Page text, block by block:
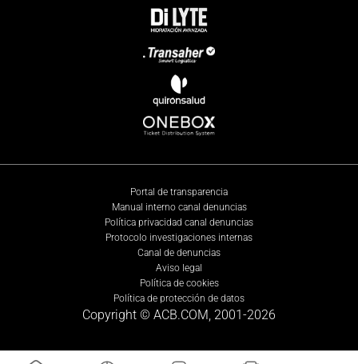
Portal de transparencia
Manual interno canal denuncias
Política privacidad canal denuncias
Protocolo investigaciones internas
Canal de denuncias
Aviso legal
Política de cookies
Política de protección de datos
Copyright © ACB.COM, 2001-2026